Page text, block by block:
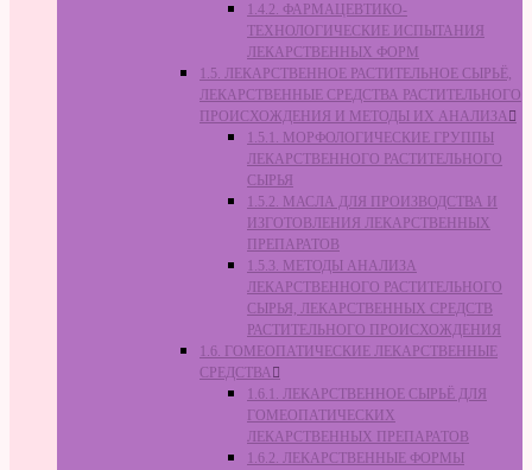
1.4.2. ФАРМАЦЕВТИКО-
ТЕХНОЛОГИЧЕСКИЕ ИСПЫТАНИЯ
ЛЕКАРСТВЕННЫХ ФОРМ
1.5. ЛЕКАРСТВЕННОЕ РАСТИТЕЛЬНОЕ СЫРЬЁ,
ЛЕКАРСТВЕННЫЕ СРЕДСТВА РАСТИТЕЛЬНОГО
ПРОИСХОЖДЕНИЯ И МЕТОДЫ ИХ АНАЛИЗА
1.5.1. МОРФОЛОГИЧЕСКИЕ ГРУППЫ
ЛЕКАРСТВЕННОГО РАСТИТЕЛЬНОГО
СЫРЬЯ
1.5.2. МАСЛА ДЛЯ ПРОИЗВОДСТВА И
ИЗГОТОВЛЕНИЯ ЛЕКАРСТВЕННЫХ
ПРЕПАРАТОВ
1.5.3. МЕТОДЫ АНАЛИЗА
ЛЕКАРСТВЕННОГО РАСТИТЕЛЬНОГО
СЫРЬЯ, ЛЕКАРСТВЕННЫХ СРЕДСТВ
РАСТИТЕЛЬНОГО ПРОИСХОЖДЕНИЯ
1.6. ГОМЕОПАТИЧЕСКИЕ ЛЕКАРСТВЕННЫЕ
СРЕДСТВА
1.6.1. ЛЕКАРСТВЕННОЕ СЫРЬЁ ДЛЯ
ГОМЕОПАТИЧЕСКИХ
ЛЕКАРСТВЕННЫХ ПРЕПАРАТОВ
1.6.2. ЛЕКАРСТВЕННЫЕ ФОРМЫ